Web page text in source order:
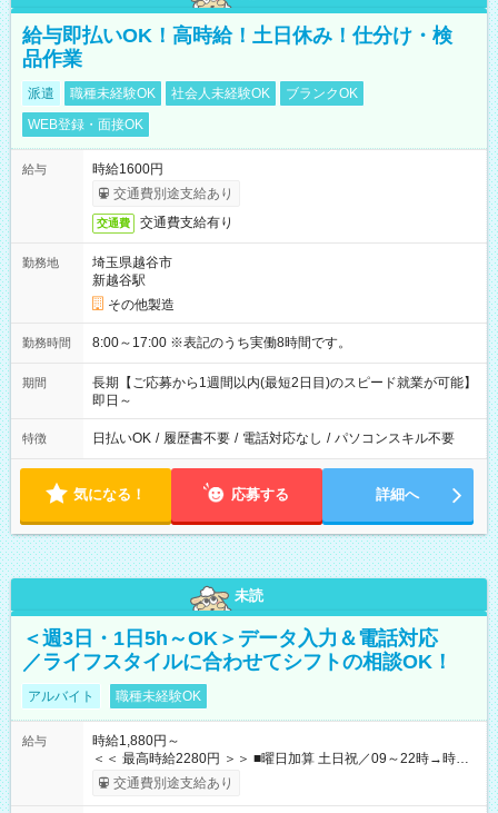
給与即払いOK！高時給！土日休み！仕分け・検
品作業
派遣 職種未経験OK 社会人未経験OK
ブランクOK
WEB登録・面接OK
給与
時給1600円
交通費別途支給あり
交通費 交通費支給有り
勤務地
埼玉県越谷市
新越谷駅
その他製造
勤務時間 8:00～17:00 ※表記のうち実働8時間です。
期間
長期【ご応募から1週間以内(最短2日目)のスピード就業が可能】
即日～
特徴 日払いOK / 履歴書不要 / 電話対応なし / パソコンスキル不要
気になる！ 応募する 詳細へ
未読
＜週3日・1日5h～OK＞データ入力＆電話対応
／ライフスタイルに合わせてシフトの相談OK！
アルバイト 職種未経験OK
給与
時給1,880円～
＜＜ 最高時給2280円 ＞＞ ■曜日加算 土日祝／09～22時→時給
＋400円 ■時間加算 月曜／09～12時→時給＋200円 月曜／17～
22時→時給＋200円 金曜／17～22時→時給＋400円 ■導入研
交通費別途支給あり